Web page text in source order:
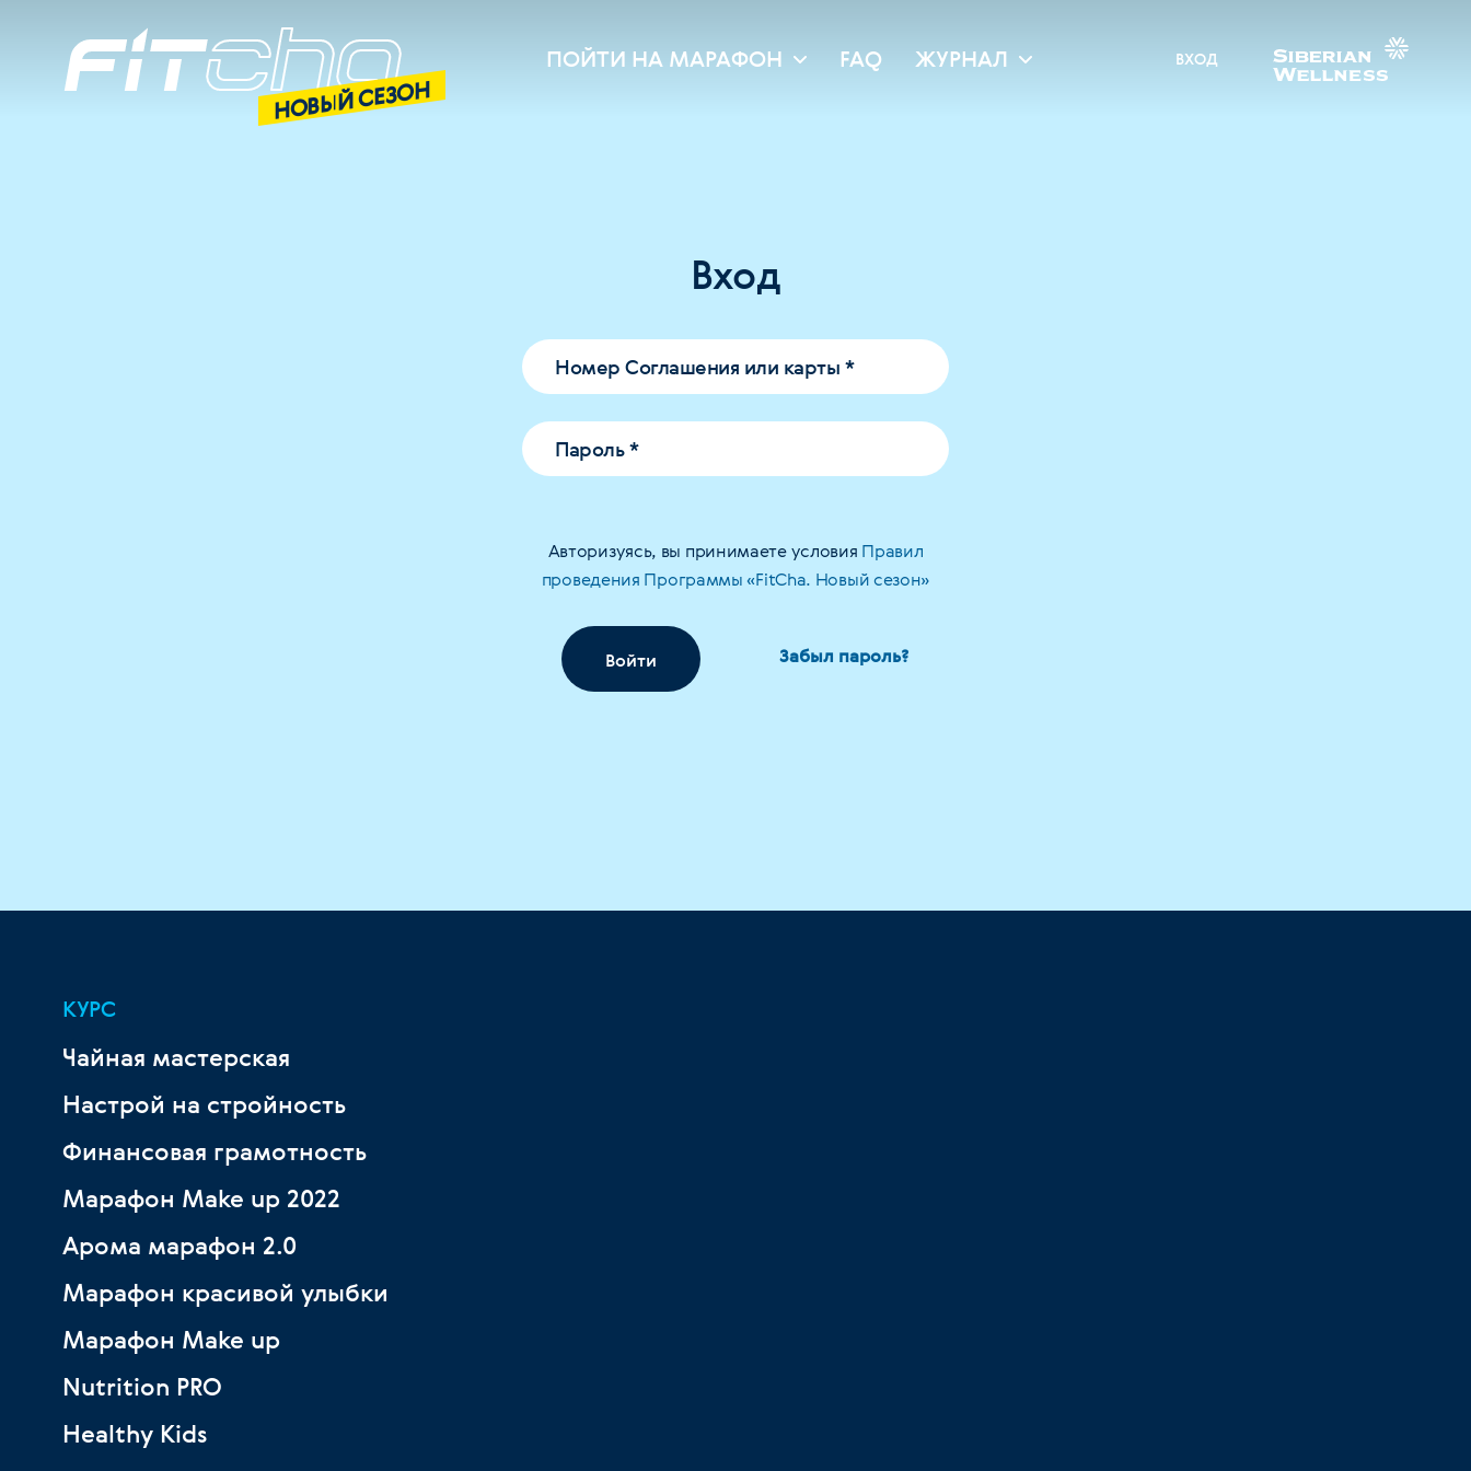
НОВЫЙ СЕЗОН
ПОЙТИ НА МАРАФОН FAQ ЖУРНАЛ ВХОД
Вход
Номер Соглашения или карты *
Пароль*
Авторизуясь, вы принимаете условия Правил
проведения Программы «FitCha. Новый сезон»
Войти Забыл пароль?
КУРС
Чайная мастерская
Настрой на стройность
Финансовая грамотность
Марафон Make up 2022
Арома марафон 2.0
Марафон красивой улыбки
Марафон Make up
Nutrition PRO
Healthy Kids